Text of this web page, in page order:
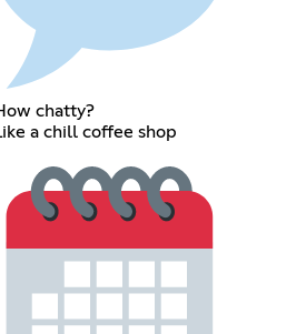
chatty?
a chill coffee shop